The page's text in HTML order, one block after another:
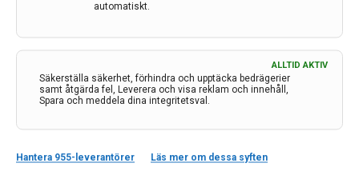
automatiskt.
Säkerställa säkerhet, förhindra och upptäcka bedrägerier
samt åtgärda fel, Leverera och visa reklam och innehåll,
Spara och meddela dina integritetsval.
ALLTID AKTIV
Hantera 955-leverantörer Läs mer om dessa syften